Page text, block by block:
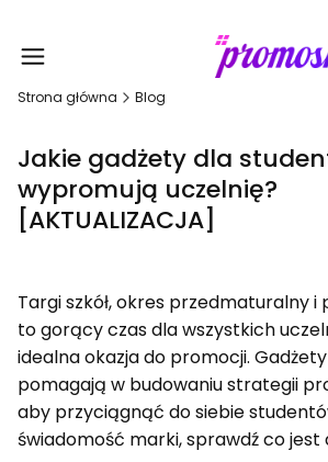
Strona główna Blog
Jakie gadżety dla
wypromują uczelnię?
[AKTUALIZACJA]
Targi szkół, okres przedmaturalny
to gorący czas dla wszystkich
idealna okazja do promocji.
pomagają w budowaniu strategii
aby przyciągnąć do siebie
świadomość marki, sprawdź co jest